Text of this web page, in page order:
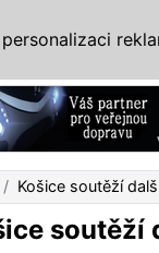
Košice soutěží
soutěží